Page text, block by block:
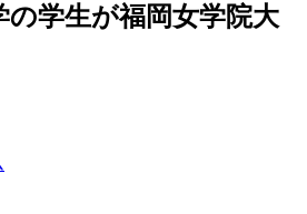
学生が福岡女学院大